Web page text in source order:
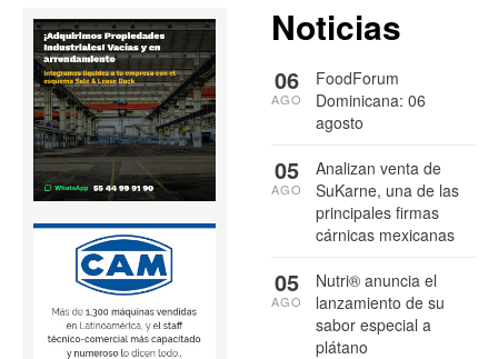
Noticias
FoodForum
Dominicana: 06
agosto
06
AGO
Analizan venta de
SuKarne, una de las
principales firmas
cárnicas mexicanas
05
AGO
Nutri® anuncia el
lanzamiento de su
sabor especial a
plátano
05
AGO